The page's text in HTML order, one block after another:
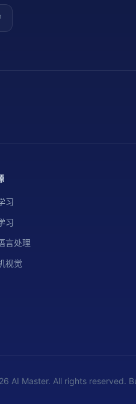
习
习
言处理
视觉
AI Master. All rights reserved.